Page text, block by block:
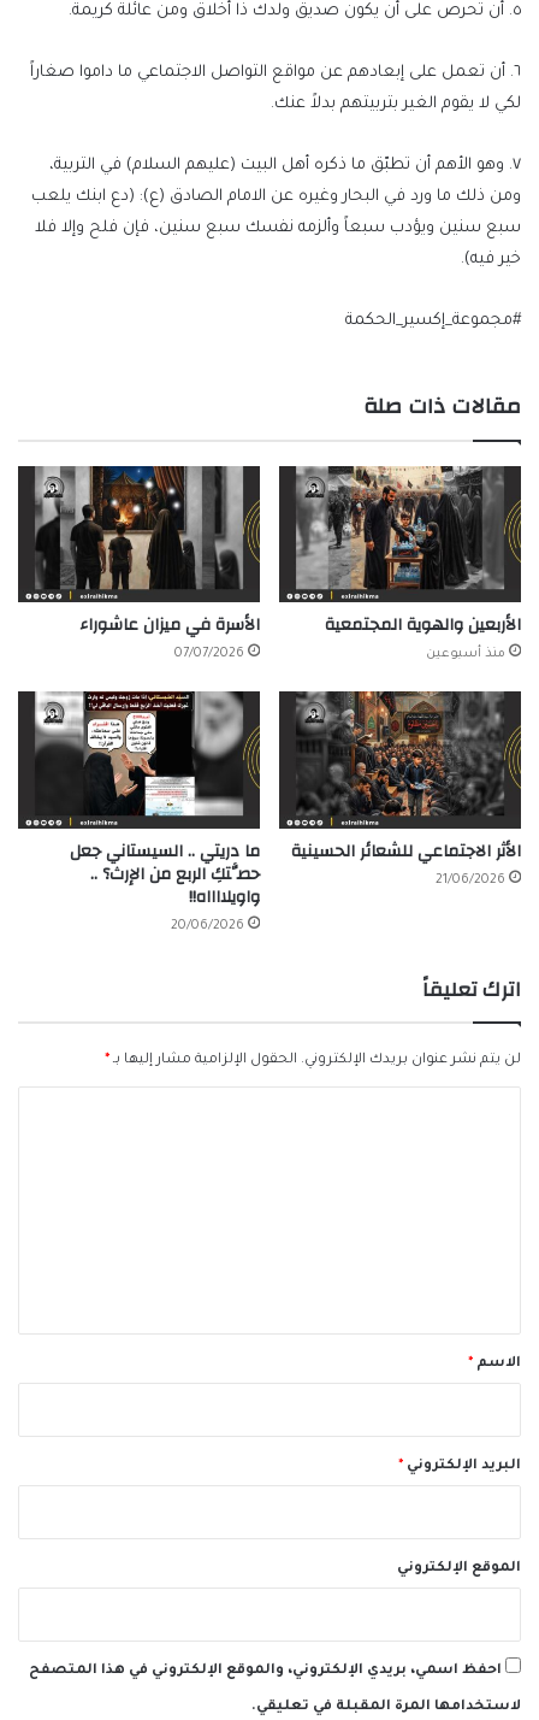
٥. أن تحرص على أن يكون صديق ولدك ذا أخلاق ومن عائلة كريمة.
٦. أن تعمل على إبعادهم عن مواقع التواصل الاجتماعي ما داموا صغاراً
لكي لا يقوم الغير بتربيتهم بدلاً عنك.
٧. وهو الأهم أن تطبّق ما ذكره أهل البيت (عليهم السلام) في التربية،
ومن ذلك ما ورد في البحار وغيره عن الامام الصادق (ع): (دع ابنك يلعب
سبع سنين ويؤدب سبعاً وألزمه نفسك سبع سنين، فإن فلح وإلا فلا
خير فيه).
#مجموعة_إكسير_الحكمة
مقالات ذات صلة
الأربعين والهوية المجتمعية
منذ أسبوعين
الأسرة في ميزان عاشوراء
07/07/2026
الأثر الاجتماعي للشعائر الحسينية
21/06/2026
ما دريتي .. السيستاني جعل
حصَّتكِ الربع من الإرث؟ ..
واويلااااه!!
20/06/2026
اترك تعليقاً
لن يتم نشر عنوان بريدك الإلكتروني. الحقول الإلزامية مشار إليها بـ *
*الاسم *
البريد الإلكتروني *
الموقع الإلكتروني
احفظ اسمي، بريدي الإلكتروني، والموقع الإلكتروني في هذا المتصفح
لاستخدامها المرة المقبلة في تعليقي.